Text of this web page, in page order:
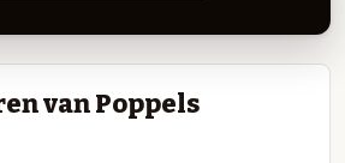
van Poppels